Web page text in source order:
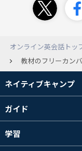
オンライン英会話トッ
教材のフリーカンバセーションの問題で、 What is the worst thing you've ever forgotten to do? という一
ネイティブキャンプ
ガイド
学習